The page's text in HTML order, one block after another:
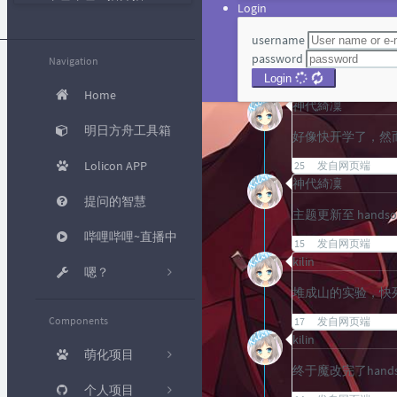
Login
username
password
Login
Navigation
Home
明日方舟工具箱
Lolicon APP
提问的智慧
哔哩哔哩~直播中
嗯？
活
工具箱
Components
萌化项目
[已完结] 哔哩
个人项目
神代綺凜
今天 Steam 收到了
24 发自网页端
神代綺凜
好像快开学了，
25 发自网页端
神代綺凜
主题更新至
15 发自网页端
kilin
堆成山的实验，快
17 发自网页端
kilin
终于魔改完了